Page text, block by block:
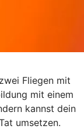
Fliegen mit
mit einem
kannst dein
umsetzen.